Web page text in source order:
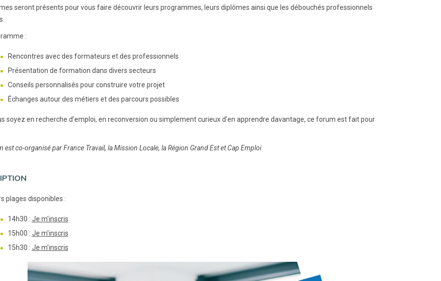
seront présents pour vous faire découvrir leurs programmes, leurs diplômes ainsi que les débouchés professionnels
:
Rencontres avec des formateurs et des professionnels
Présentation de formation dans divers secteurs
Conseils personnalisés pour construire votre projet
Échanges autour des métiers et des parcours possibles
soyez en recherche d’emploi, en reconversion ou simplement curieux d’en apprendre davantage, ce forum est fait pour
est co-organisé par France Travail, la Mission Locale, la Région Grand Est et Cap Emploi
plages disponibles :
14h30 : Je m'inscris
15h00 : Je m'inscris
15h30 : Je m'inscris